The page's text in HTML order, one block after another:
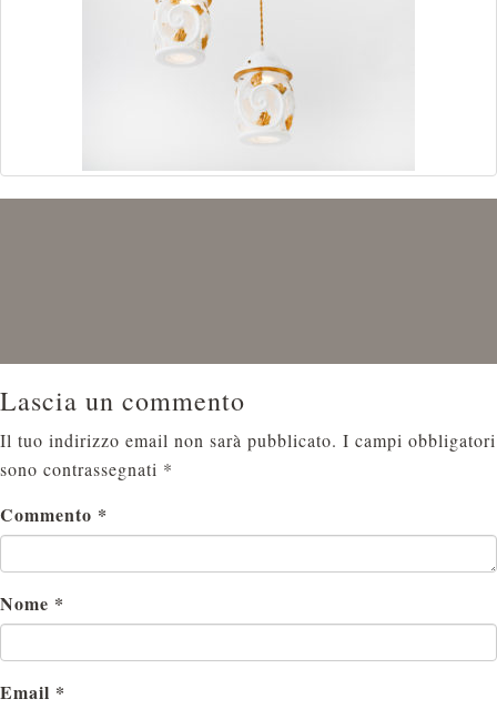
Lascia un commento
Il tuo indirizzo email non sarà pubblicato. I campi obbligatori
sono contrassegnati *
Commento *
Nome *
Email *